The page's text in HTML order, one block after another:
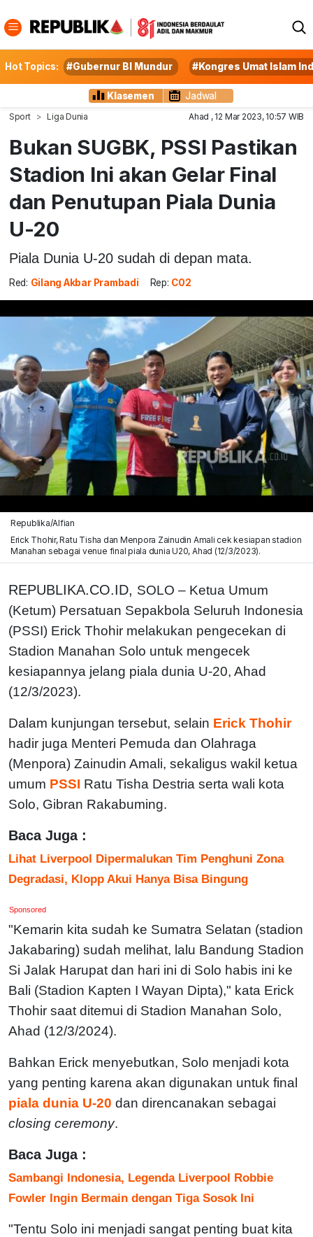
Hot Topics: #Gubernur BI Mundur #Kongres Umat Islam
Klasemen Jadwal
Sport Liga Dunia Ahad , 12 Mar 2023, 10:57 WIB
Bukan SUGBK, PSSI Pastikan
Stadion Ini akan Gelar Final
dan Penutupan Piala Dunia
U-20
Piala Dunia U-20 sudah di depan mata.
Red: Gilang Akbar Prambadi Rep: C02
Republika/Alfian
Erick Thohir, Ratu Tisha dan Menpora Zainudin Amali cek kesiapan stadion
Manahan sebagai venue final piala dunia U20, Ahad (12/3/2023).
REPUBLIKA.CO.ID, SOLO – Ketua Umum
(Ketum) Persatuan Sepakbola Seluruh Indonesia
(PSSI) Erick Thohir melakukan pengecekan di
Stadion Manahan Solo untuk mengecek
kesiapannya jelang piala dunia U-20, Ahad
(12/3/2023).
Dalam kunjungan tersebut, selain Erick Thohir
hadir juga Menteri Pemuda dan Olahraga
(Menpora) Zainudin Amali, sekaligus wakil ketua
umum PSSI Ratu Tisha Destria serta wali kota
Solo, Gibran Rakabuming.
Baca Juga :
Lihat Liverpool Dipermalukan Tim Penghuni Zona
Degradasi, Klopp Akui Hanya Bisa Bingung
Sponsored
"Kemarin kita sudah ke Sumatra Selatan (stadion
Jakabaring) sudah melihat, lalu Bandung Stadion
Si Jalak Harupat dan hari ini di Solo habis ini ke
Bali (Stadion Kapten I Wayan Dipta)," kata Erick
Thohir saat ditemui di Stadion Manahan Solo,
Ahad (12/3/2024).
Bahkan Erick menyebutkan, Solo menjadi kota
yang penting karena akan digunakan untuk final
piala dunia U-20 dan direncanakan sebagai
closing ceremony.
Baca Juga :
Sambangi Indonesia, Legenda Liverpool Robbie
Fowler Ingin Bermain dengan Tiga Sosok Ini
"Tentu Solo ini menjadi sangat penting buat kita